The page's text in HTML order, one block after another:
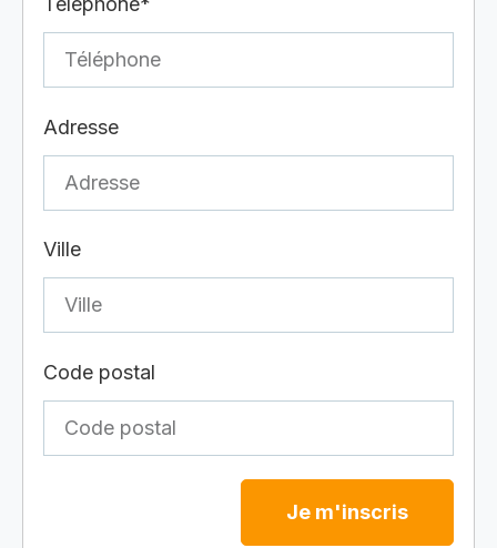
Adresse
Ville
Code postal
Je m'inscris